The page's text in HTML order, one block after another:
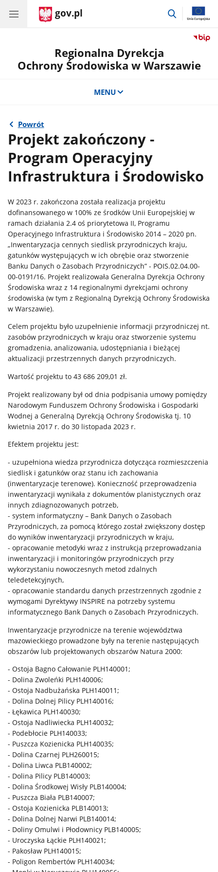
gov.pl
przejdź
Regionalna Dyrekcja
Ochrony Środowiska w Warszawie
MENU
Powrót
Projekt zakończony -
Program Operacyjny
Infrastruktura i Środowisko
W 2023 r. zakończona została realizacja projektu
dofinansowanego w 100% ze środków Unii Europejskiej w
ramach działania 2.4 oś priorytetowa II, Programu
Operacyjnego Infrastruktura i Środowisko 2014 – 2020 pn.
„Inwentaryzacja cennych siedlisk przyrodniczych kraju,
gatunków występujących w ich obrębie oraz stworzenie
Banku Danych o Zasobach Przyrodniczych” - POIS.02.04.00-
00-0191/16. Projekt realizowała Generalna Dyrekcja Ochrony
Środowiska wraz z 14 regionalnymi dyrekcjami ochrony
środowiska (w tym z Regionalną Dyrekcją Ochrony Środowiska
w Warszawie).
Celem projektu było uzupełnienie informacji przyrodniczej nt.
zasobów przyrodniczych w kraju oraz stworzenie systemu
gromadzenia, analizowania, udostępniania i bieżącej
aktualizacji przestrzennych danych przyrodniczych.
Wartość projektu to 43 686 209,01 zł.
Projekt realizowany był od dnia podpisania umowy pomiędzy
Narodowym Funduszem Ochrony Środowiska i Gospodarki
Wodnej a Generalną Dyrekcją Ochrony Środowiska tj. 10
kwietnia 2017 r. do 30 listopada 2023 r.
Efektem projektu jest:
- uzupełniona wiedza przyrodnicza dotycząca rozmieszczenia
siedlisk i gatunków oraz stanu ich zachowania
(inwentaryzacje terenowe). Konieczność przeprowadzenia
inwentaryzacji wynikała z dokumentów planistycznych oraz
innych zdiagnozowanych potrzeb,
- system informatyczny – Bank Danych o Zasobach
Przyrodniczych, za pomocą którego został zwiększony dostęp
do wyników inwentaryzacji przyrodniczych w kraju,
- opracowanie metodyki wraz z instrukcją przeprowadzania
inwentaryzacji i monitoringów przyrodniczych przy
wykorzystaniu nowoczesnych metod zdalnych
teledetekcyjnych,
- opracowanie standardu danych przestrzennych zgodnie z
wymogami Dyrektywy INSPIRE na potrzeby systemu
informatycznego Bank Danych o Zasobach Przyrodniczych.
Inwentaryzacje przyrodnicze na terenie województwa
mazowieckiego prowadzone były na terenie następujących
obszarów lub projektowanych obszarów Natura 2000:
- Ostoja Bagno Całowanie PLH140001;
- Dolina Zwoleńki PLH140006;
- Ostoja Nadbużańska PLH140011;
- Dolina Dolnej Pilicy PLH140016;
- Łękawica PLH140030;
- Ostoja Nadliwiecka PLH140032;
- Podebłocie PLH140033;
- Puszcza Kozienicka PLH140035;
- Dolina Czarnej PLH260015;
- Dolina Liwca PLB140002;
- Dolina Pilicy PLB140003;
- Dolina Środkowej Wisły PLB140004;
- Puszcza Biała PLB140007;
- Ostoja Kozienicka PLB140013;
- Dolina Dolnej Narwi PLB140014;
- Doliny Omulwi i Płodownicy PLB140005;
- Uroczyska Łąckie PLH140021;
- Pakosław PLH140015;
- Poligon Rembertów PLH140034;